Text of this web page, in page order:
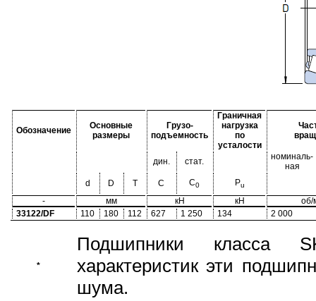
Обозначение
Основные
размеры
Грузо-
подъемность
Граничная
нагрузка
по
усталости
дин. стат.
номиналь-
ная
d
D T C C0 Pu
- мм кН кН
об/
33122/DF
110 180 112 627 1 250 134 2 000
*
Подшипники класса
характеристик эти
шума.